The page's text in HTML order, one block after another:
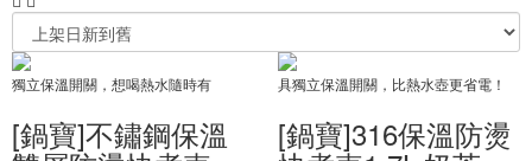
獨立保溫開關，想喝熱水隨時有
[鍋寶]不鏽鋼保溫
具獨立保溫開關，比熱水壺更省電！
[鍋寶]316保溫防燙